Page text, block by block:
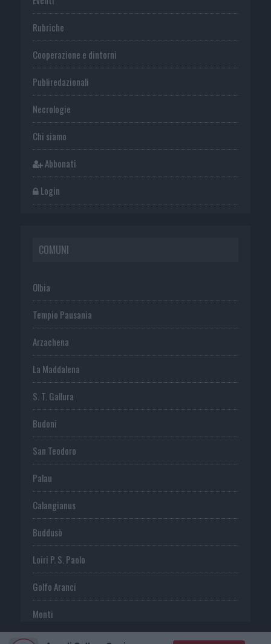
Rubriche
Cooperazione e dintorni
Publiredazionali
Necrologie
Chi siamo
Abbonati
Login
COMUNI
Olbia
Tempio Pausania
Arzachena
La Maddalena
S. T. Gallura
Budoni
San Teodoro
Palau
Calangianus
Buddusò
Loiri P. S. Paolo
Golfo Aranci
Monti
Telti